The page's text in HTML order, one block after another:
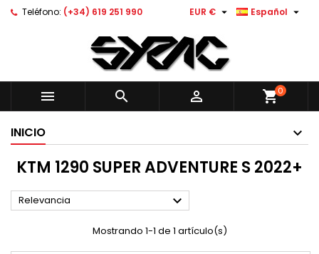
Teléfono: (+34) 619 251 990 Español 
EUR € 
   shopping_cart0
INICIO
KTM 1290 SUPER ADVENTURE S 2022+
Relevancia 
Mostrando 1-1 de 1 artículo(s)